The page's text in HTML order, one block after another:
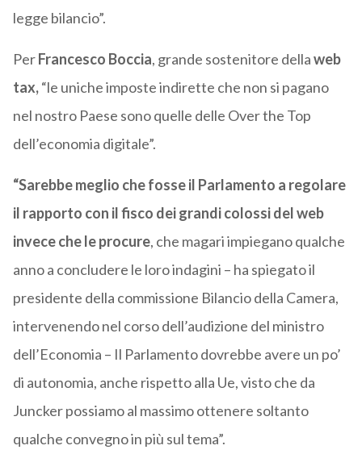
legge bilancio”.
PerFrancesco Boccia, grande sostenitore dellaweb
tax,“le uniche imposte indirette che non si pagano
nel nostro Paese sono quelle delle Over the Top
dell’economia digitale”.
“Sarebbe meglio che fosse il Parlamento a regolare
il rapporto con il fisco dei grandi colossi del web
invece che le procure, che magari impiegano qualche
anno a concludere le loro indagini – ha spiegato il
presidente della commissione Bilancio della Camera,
intervenendo nel corso dell’audizione del ministro
dell’Economia – Il Parlamento dovrebbe avere un po’
di autonomia, anche rispetto alla Ue, visto che da
Juncker possiamo al massimo ottenere soltanto
qualche convegno in più sul tema”.